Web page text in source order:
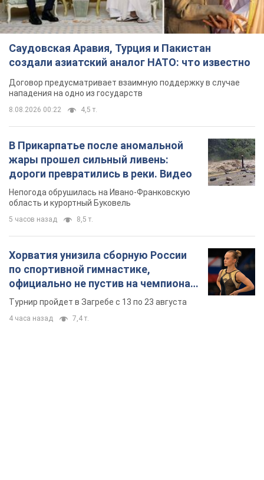
Саудовская Аравия, Турция и Пакистан
создали азиатский аналог НАТО: что известно
Договор предусматривает взаимную поддержку в случае
нападения на одно из государств
8.08.2026 00:22 4,5 т.
В Прикарпатье после аномальной
жары прошел сильный ливень:
дороги превратились в реки. Видео
Непогода обрушилась на Ивано-Франковскую
область и курортный Буковель
5 часов назад 8,5 т.
Хорватия унизила сборную России
по спортивной гимнастике,
официально не пустив на чемпионат
Европы основных спортсменов
Турнир пройдет в Загребе с 13 по 23 августа
4 часа назад 7,4 т.